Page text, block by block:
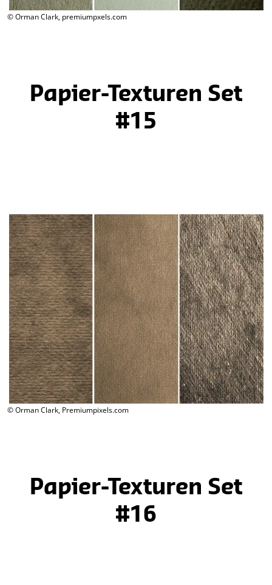
© Orman Clark, premiumpxels.com
Papier-Texturen Set
#15
© Orman Clark, Premiumpixels.com
Papier-Texturen Set
#16